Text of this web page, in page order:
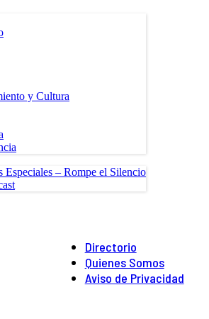
y Cultura
Especiales – Rompe el Silencio
Directorio
Quienes Somos
Aviso de Privacidad